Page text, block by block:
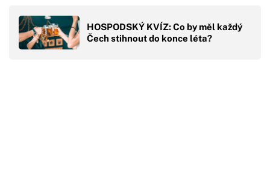
HOSPODSKÝ KVÍZ: Co by měl každý
Čech stihnout do konce léta?